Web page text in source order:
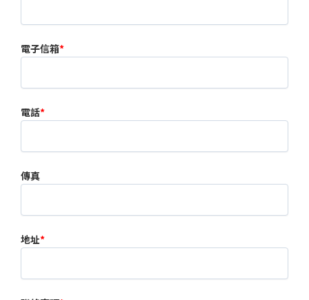
電子信箱*
電話*
傳真
地址*